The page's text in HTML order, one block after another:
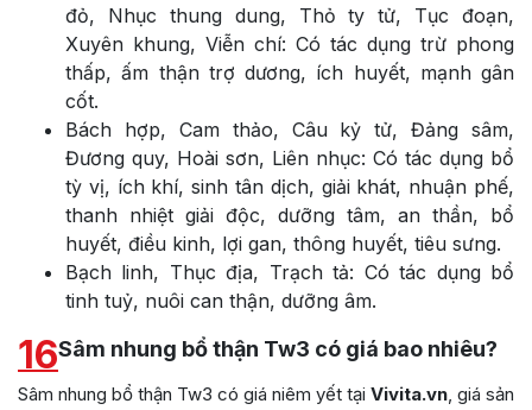
đỏ, Nhục thung dung, Thỏ ty tử, Tục đoạn,
Xuyên khung, Viễn chí: Có tác dụng trừ phong
thấp, ấm thận trợ dương, ích huyết, mạnh gân
cốt.
Bách hợp, Cam thảo, Câu kỷ tử, Đảng sâm,
Đương quy, Hoài sơn, Liên nhục: Có tác dụng bổ
tỳ vị, ích khí, sinh tân dịch, giải khát, nhuận phế,
thanh nhiệt giải độc, dưỡng tâm, an thần, bổ
huyết, điều kinh, lợi gan, thông huyết, tiêu sưng.
Bạch linh, Thục địa, Trạch tả: Có tác dụng bổ
tinh tuỷ, nuôi can thận, dưỡng âm.
16Sâm nhung bổ thận Tw3 có giá bao nhiêu?
Sâm nhung bổ thận Tw3 có giá niêm yết tại Vivita.vn , giá sản